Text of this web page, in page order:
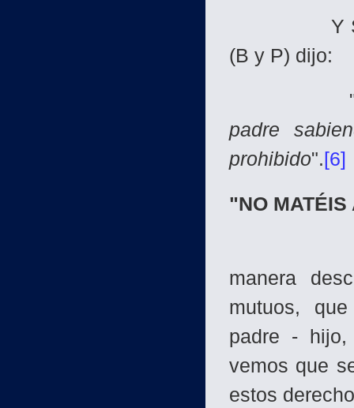
Y Sa'id
(B y P) dijo:
padre
prohibido". [6]
"NO MATÉIS
manera
mutuos,
padre -
vemos que
estos